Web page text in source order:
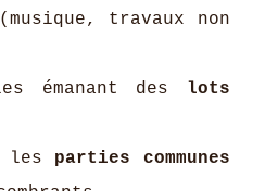
travaux non
émanant des lots
les parties communes